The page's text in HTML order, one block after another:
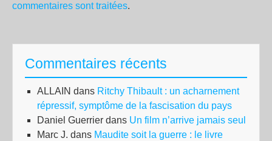
commentaires sont traitées.
Commentaires récents
ALLAIN dans Ritchy Thibault : un acharnement
répressif, symptôme de la fascisation du pays
Daniel Guerrier dans Un film n’arrive jamais seul
Marc J. dans Maudite soit la guerre : le livre